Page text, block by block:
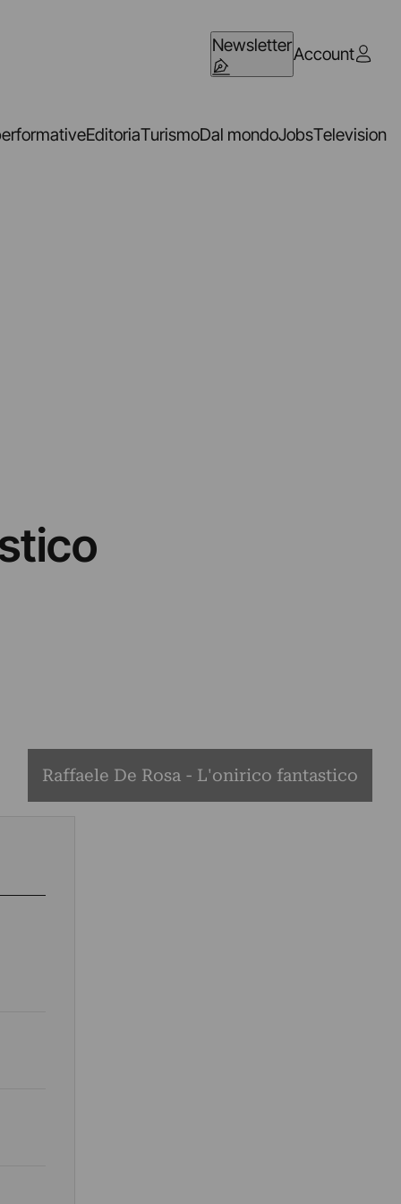
NewsletterAccount
EditoriaTurismoDal mondoJobsTelevision
Raffaele De Rosa - L'onirico fantastico